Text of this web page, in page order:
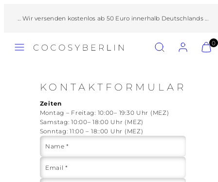
Inhalt... Wir versenden kostenlos ab 50 Euro innerhalb Deutschlands ...
Meinen
Meinen
0
KONTAKTFORMULAR
Zeiten
Montag – Freitag: 10:00– 19:30 Uhr (MEZ)
Samstag: 10:00– 18:00 Uhr (MEZ)
Sonntag: 11:00 – 18::00 Uhr (MEZ)
Name *
Email *